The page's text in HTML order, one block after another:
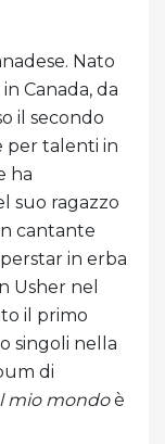
Nato
Canada, da
il secondo
per talenti in
ha
suo ragazzo
cantante
in erba
Usher nel
il primo
singoli nella
di
mio mondoè